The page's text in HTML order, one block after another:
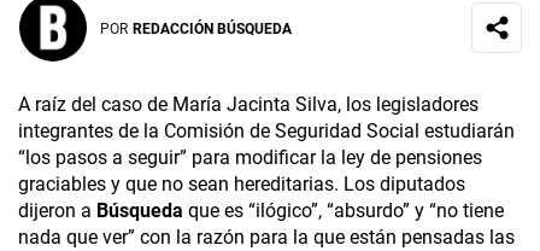
POR REDACCIÓN BÚSQUEDA
A raíz del caso de María Jacinta Silva, los legisladores
integrantes de la Comisión de Seguridad Social estudiarán
“los pasos a seguir” para modificar la ley de pensiones
graciables y que no sean hereditarias. Los diputados
dijeron a Búsqueda que es “ilógico”, “absurdo” y “no tiene
nada que ver” con la razón para la que están pensadas las